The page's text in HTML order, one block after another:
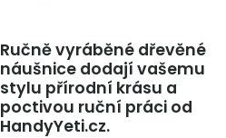
Ručně vyráběné dřevěné
náušnice dodají vašemu
stylu přírodní krásu a
poctivou ruční práci od
HandyYeti.cz.